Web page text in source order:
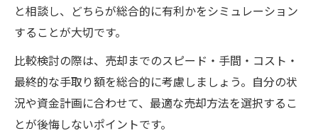
と相談し、どちらが総合的に有利かをシミュレーション
することが大切です。
比較検討の際は、売却までのスピード・手間・コスト・
最終的な手取り額を総合的に考慮しましょう。自分の状
況や資金計画に合わせて、最適な売却方法を選択するこ
とが後悔しないポイントです。